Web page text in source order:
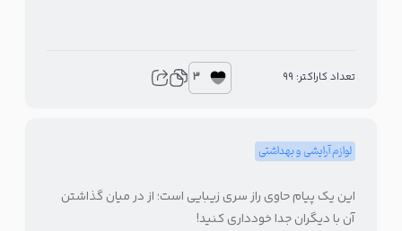
تعداد کاراکتر: 99 3
لوازم آرایشی و بهداشتی
این یک پیام حاوی راز سری زیبایی است؛ از در میان گذاشتن
آن با دیگران جدا خودداری کنید!